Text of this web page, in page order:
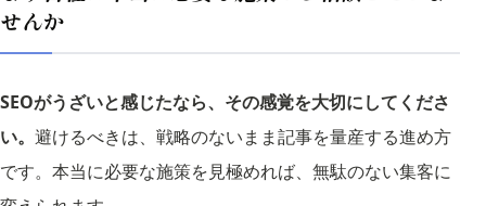
せんか
SEOがうざいと感じたなら、その感覚を大切にしてくださ
い。 避けるべきは、戦略のないまま記事を量産する進め方
です。本当に必要な施策を見極めれば、無駄のない集客に